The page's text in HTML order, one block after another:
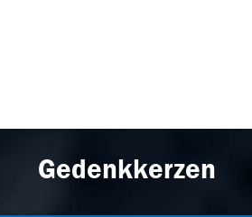
Gedenkkerzen